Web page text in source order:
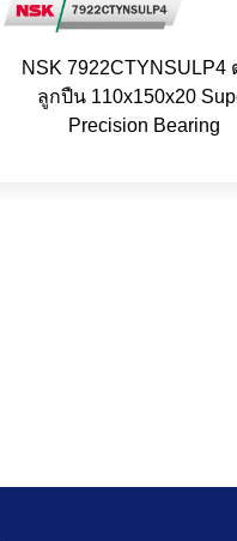
NSK 7922CTYNSULP4
ลูกปืน 110x150x20
Precision Bearing